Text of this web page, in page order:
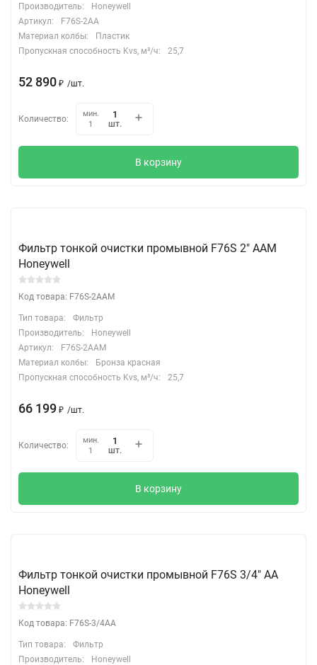
Производитель:
Honeywell
Артикул:
F76S-2AA
Материал колбы:
Пластик
Пропускная способность Kvs, м³/ч:
25,7
52 890 ₽ /шт.
Количество:
мин.
1
шт.
В корзину
Фильтр тонкой очистки промывной F76S 2" ААM
Honeywell
Код товара: F76S-2AAM
Тип товара:
Фильтр
Производитель:
Honeywell
Артикул:
F76S-2AAM
Материал колбы:
Бронза красная
Пропускная способность Kvs, м³/ч:
25,7
66 199 ₽ /шт.
Количество:
мин.
1
шт.
В корзину
Фильтр тонкой очистки промывной F76S 3/4" АА
Honeywell
Код товара: F76S-3/4AA
Тип товара:
Фильтр
Производитель:
Honeywell